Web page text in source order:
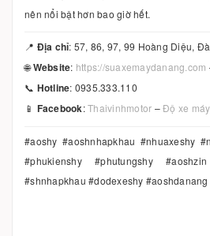
nên nổi bật hơn bao giờ hết.
📍 Địa chỉ: 57, 86, 97, 99 Hoàng Diệu,
🌐Website: https://suaxemaydanang.com
📞 Hotline: 0935.333.110
📱 Facebook:Thaivinhmotor –Độ xe
#aoshy #aoshnhapkhau #nhuaxeshy
#phukienshy #phutungshy
#shnhapkhau #dodexeshy #aoshdanang